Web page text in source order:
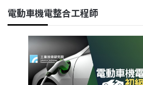
電動車機電整合工程師